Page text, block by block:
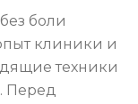
боли
клиники и
техники
Перед